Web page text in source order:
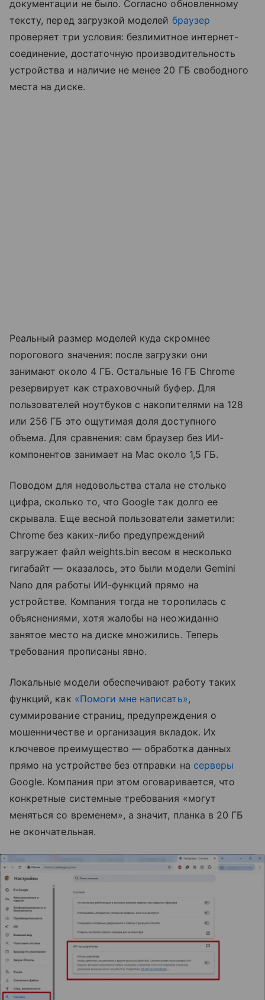
документации не было. Согласно обновленному
тексту, перед загрузкой моделей браузер
проверяет три условия: безлимитное интернет-
соединение, достаточную производительность
устройства и наличие не менее 20 ГБ свободного
места на диске.
Реальный размер моделей куда скромнее
порогового значения: после загрузки они
занимают около 4 ГБ. Остальные 16 ГБ Chrome
резервирует как страховочный буфер. Для
пользователей ноутбуков с накопителями на 128
или 256 ГБ это ощутимая доля доступного
объема. Для сравнения: сам браузер без ИИ-
компонентов занимает на Mac около 1,5 ГБ.
Поводом для недовольства стала не столько
цифра, сколько то, что Google так долго ее
скрывала. Еще весной пользователи заметили:
Chrome без каких-либо предупреждений
загружает файл weights.bin весом в несколько
гигабайт — оказалось, это были модели Gemini
Nano для работы ИИ-функций прямо на
устройстве. Компания тогда не торопилась с
объяснениями, хотя жалобы на неожиданно
занятое место на диске множились. Теперь
требования прописаны явно.
Локальные модели обеспечивают работу таких
функций, как «Помоги мне написать»,
суммирование страниц, предупреждения о
мошенничестве и организация вкладок. Их
ключевое преимущество — обработка данных
прямо на устройстве без отправки на серверы
Google. Компания при этом оговаривается, что
конкретные системные требования «могут
меняться со временем», а значит, планка в 20 ГБ
не окончательная.